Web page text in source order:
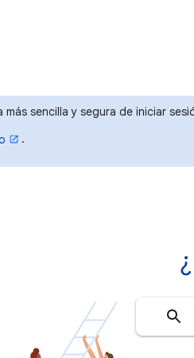
más sencilla y segura de iniciar
.